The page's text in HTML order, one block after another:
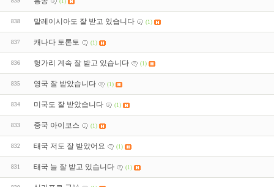
(1)
838 말레이시아도 잘 받고 있습니다 (1)
837 캐나다 토론토 (1)
836 헝가리 계속 잘 받고 있습니다 (1)
835 영국 잘 받았습니다 (1)
834 미국도 잘 받았습니다 (1)
833 중국 아이코스 (1)
832 태국 저도 잘 받았어요 (1)
831 태국 늘 잘 받고 있습니다 (1)